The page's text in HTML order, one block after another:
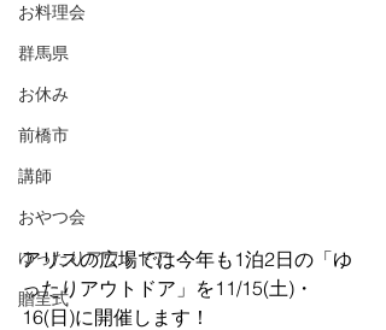
お料理会
群馬県
お休み
前橋市
講師
おやつ会
ゆったりアウトドア
贈呈式
アリスの広場では今年も1泊2日の「ゆ
ったりアウトドア」を11/15(土)・
16(日)に開催します！